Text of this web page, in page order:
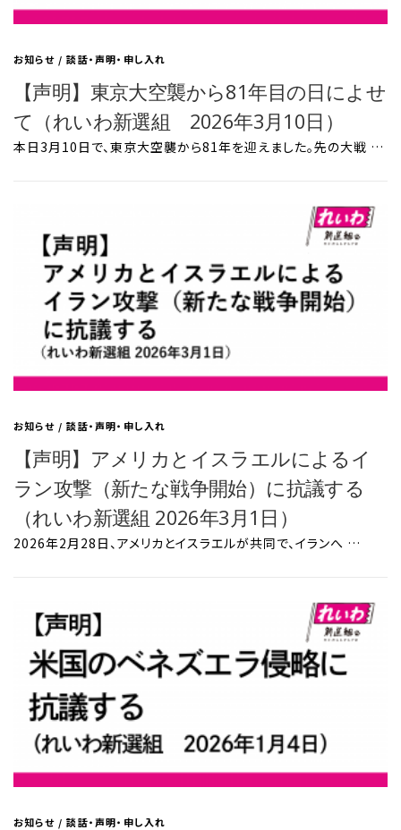
お知らせ/談話・声明・申し入れ
【声明】東京大空襲から81年目の日によせ
て（れいわ新選組 2026年3月10日）
本日3月10日で、東京大空襲から81年を迎えました。先の大戦 …
お知らせ/談話・声明・申し入れ
【声明】アメリカとイスラエルによるイ
ラン攻撃（新たな戦争開始）に抗議する
（れいわ新選組 2026年3月1日）
2026年2月28日、アメリカとイスラエルが共同で、イランへ …
お知らせ/談話・声明・申し入れ